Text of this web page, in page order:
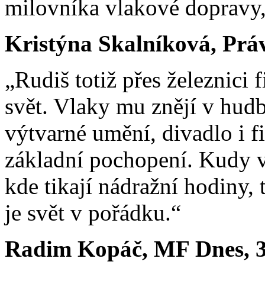
milovníka vlakové
Kristýna Skalníková,
„Rudiš totiž přes železnici
svět. Vlaky mu znějí v
výtvarné umění, divadlo i
základní pochopení. Kudy
kde tikají nádražní hodiny,
je svět v pořádku.“
Radim Kopáč, MF Dnes,